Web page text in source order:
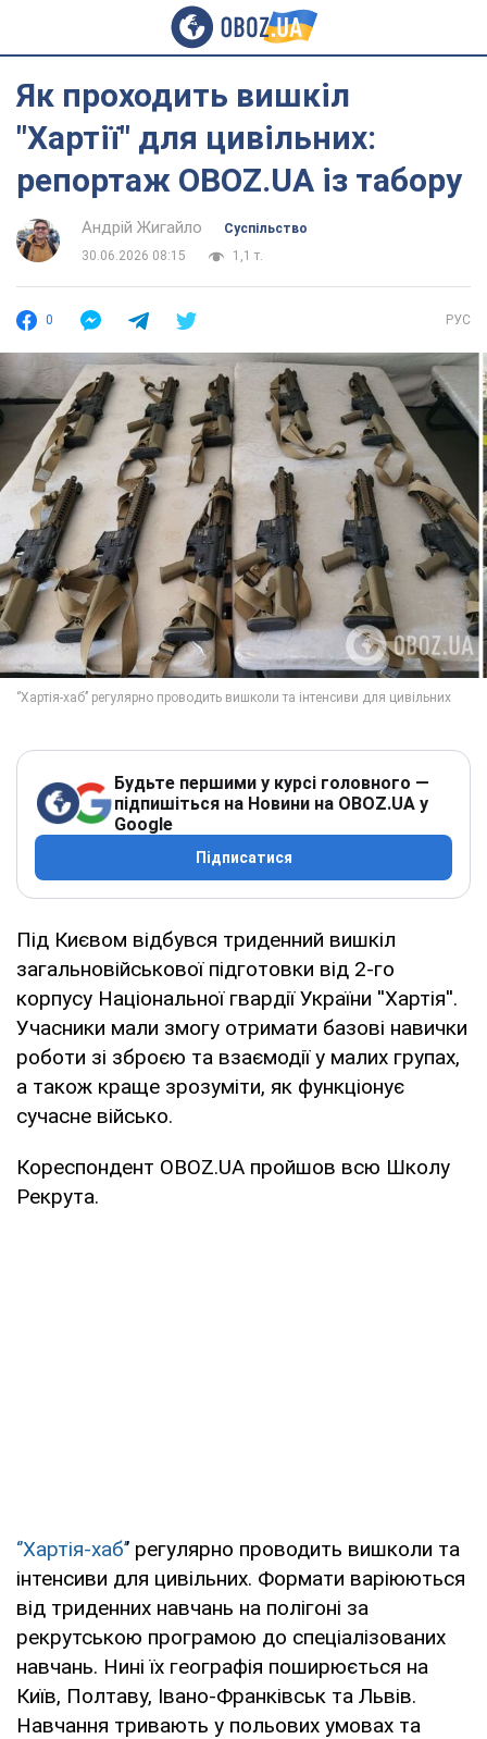
Як проходить вишкіл
"Хартії" для цивільних:
репортаж OBOZ.UA із табору
Андрій Жигайло
Суспільство
30.06.2026 08:15
1,1 т.
0 РУС
Будьте першими у курсі головного —
підпишіться на Новини на OBOZ.UA у
Google
Підписатися
Під Києвом відбувся триденний вишкіл
загальновійськової підготовки від 2-го
корпусу Національної гвардії України ''Хартія''.
Учасники мали змогу отримати базові навички
роботи зі зброєю та взаємодії у малих групах,
а також краще зрозуміти, як функціонує
сучасне військо.
Кореспондент OBOZ.UA пройшов всю Школу
Рекрута.
‘’Хартія-хаб’’ регулярно проводить вишколи та
інтенсиви для цивільних. Формати варіюються
від триденних навчань на полігоні за
рекрутською програмою до спеціалізованих
навчань. Нині їх географія поширюється на
Київ, Полтаву, Івано-Франківськ та Львів.
Навчання тривають у польових умовах та